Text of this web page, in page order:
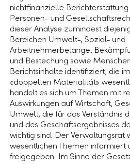
nichtfinanzielle
Personen- und
dieser Analyse zumindest
Bereichen Umwelt-, Sozial- und
Arbeitnehmerbelange,
und Bestechung sowie
Berichtsinhalte identifiziert, die
«doppelten Materialität»
handelt es sich um Themen mit
Auswirkungen auf Wirtschaft,
Umwelt, die für das Verständnis
und des Geschäftsergebnisses
wichtig sind. Der Verwaltungsrat
wesentlichen Themen informiert
freigegeben. Im Sinne der